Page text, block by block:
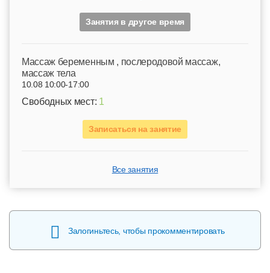
Занятия в другое время
Mассаж беременным , послеродовой массаж,
массаж тела
10.08 10:00-17:00
Свободных мест: 1
Записаться на занятие
Все занятия
Залогиньтесь, чтобы прокомментировать